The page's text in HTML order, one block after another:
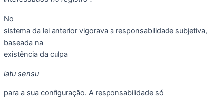
No
sistema da lei anterior vigorava a responsabilidade subjetiva,
baseada na
existência da culpa
latu sensu
para a sua configuração. A responsabilidade só